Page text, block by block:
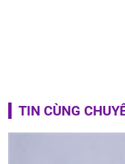
TIN CÙNG